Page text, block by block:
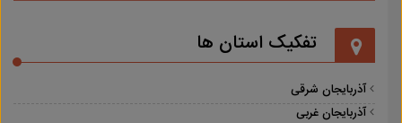
تفکیک استان ها
آذربایجان شرقی
آذربایجان غربی